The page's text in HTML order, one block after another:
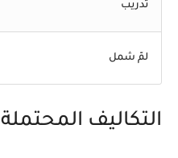
تدريب
لمّ شمل
التكاليف المحتملة